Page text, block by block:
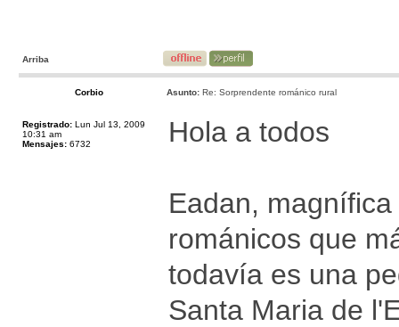
Arriba
Corbio Asunto: Re: Sorprendente románico rural
Registrado: Lun Jul 13, 2009
10:31 am
Mensajes: 6732 Hola a todos
Eadan,
románicos que
todavía es una
Santa Maria de